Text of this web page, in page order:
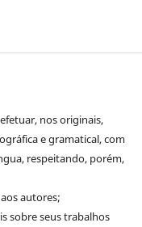
nos originais,
e gramatical, com
respeitando, porém,
autores;
sobre seus trabalhos